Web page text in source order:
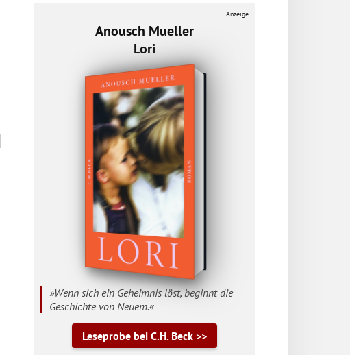
Anzeige
Anousch Mueller
Lori
»Wenn sich ein Geheimnis löst, beginnt die
Geschichte von Neuem.«
Leseprobe bei C.H. Beck >>